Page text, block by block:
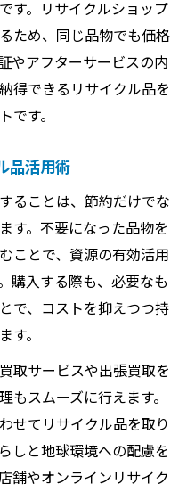
す。リサイクルショップ
ため、同じ品物でも価格
やアフターサービスの内
得できるリサイクル品を
です。
品活用術
ることは、節約だけでな
す。不要になった品物を
ことで、資源の有効活用
購入する際も、必要なも
で、コストを抑えつつ持
。
取サービスや出張買取を
もスムーズに行えます。
せてリサイクル品を取り
しと地球環境への配慮を
舗やオンラインリサイク